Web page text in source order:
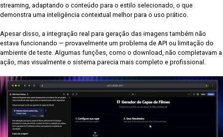
streaming, adaptando o conteúdo para o estilo selecionado, o que
demonstra uma inteligência contextual melhor para o uso prático.
Apesar disso, a integração real para geração das imagens também não
estava funcionando — provavelmente um problema de API ou limitação do
ambiente de teste. Algumas funções, como o download, não completavam a
ação, mas visualmente o sistema parecia mais completo e profissional.